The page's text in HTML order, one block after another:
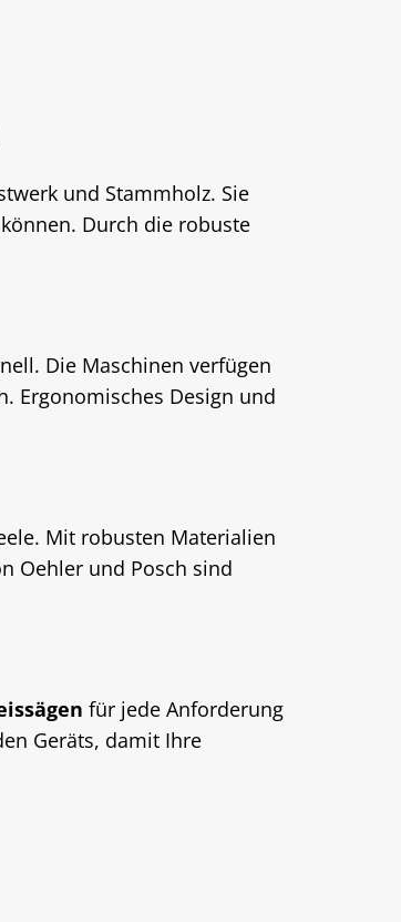
und Stammholz. Sie
Durch die robuste
Die Maschinen verfügen
Ergonomisches Design und
Mit robusten Materialien
Oehler und Posch sind
für jede Anforderung
Geräts, damit Ihre